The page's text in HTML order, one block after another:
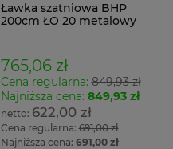
Ławka szatniowa BHP
200cm ŁO 20 metalowy
765,06 zł
Cena regularna:849,93 zł
Najniższa cena: 849,93 zł
622,00 zł
Cena regularna:691,00 zł
Najniższa cena: 691,00 zł